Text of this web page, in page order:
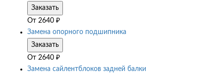
Заказать
От 2640 ₽
Замена опорного подшипника
Заказать
От 2640 ₽
Замена сайлентблоков задней балки